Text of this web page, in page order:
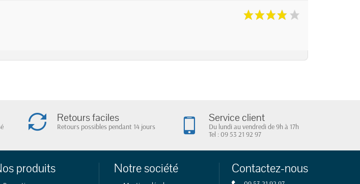
Retours faciles
Retours possibles pendant 14 jours
Service client
Du lundi au vendredi de 9h à 17h
Tel : 09 53 21 92 97
produits Notre société Contactez-nous